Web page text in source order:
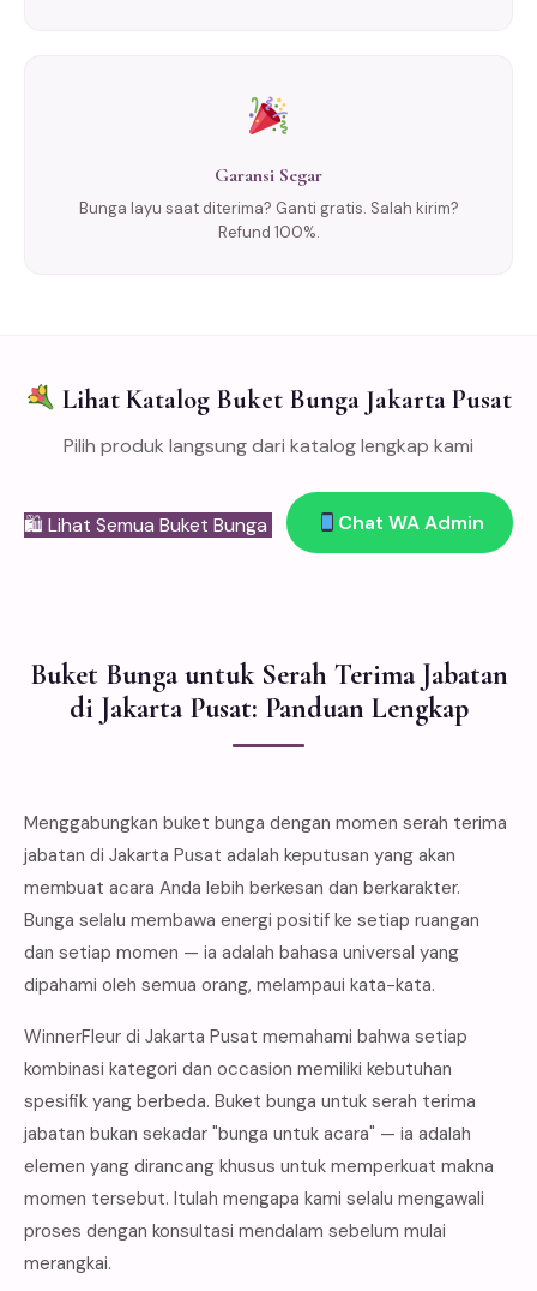
Garansi Segar
Bunga layu saat diterima? Ganti gratis. Salah kirim?
Refund 100%.
Lihat Katalog Buket Bunga Jakarta Pusat
Pilih produk langsung dari katalog lengkap kami
🛍 Lihat Semua Buket Bunga Chat WA Admin
Buket Bunga untuk Serah Terima Jabatan
di Jakarta Pusat: Panduan Lengkap
Menggabungkan buket bunga dengan momen serah terima
jabatan di Jakarta Pusat adalah keputusan yang akan
membuat acara Anda lebih berkesan dan berkarakter.
Bunga selalu membawa energi positif ke setiap ruangan
dan setiap momen — ia adalah bahasa universal yang
dipahami oleh semua orang, melampaui kata-kata.
WinnerFleur di Jakarta Pusat memahami bahwa setiap
kombinasi kategori dan occasion memiliki kebutuhan
spesifik yang berbeda. Buket bunga untuk serah terima
jabatan bukan sekadar "bunga untuk acara" — ia adalah
elemen yang dirancang khusus untuk memperkuat makna
momen tersebut. Itulah mengapa kami selalu mengawali
proses dengan konsultasi mendalam sebelum mulai
merangkai.